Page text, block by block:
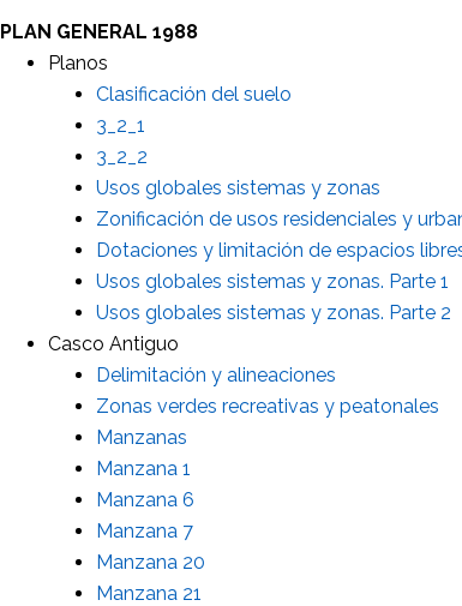
PLAN GENERAL 1988
Planos
Clasificación del suelo
3_2_1
3_2_2
Usos globales sistemas y zonas
Zonificación de usos residenciales y
Dotaciones y limitación de espacios
Usos globales sistemas y zonas. Parte 1
Usos globales sistemas y zonas. Parte 2
Casco Antiguo
Delimitación y alineaciones
Zonas verdes recreativas y peatonales
Manzanas
Manzana 1
Manzana 6
Manzana 7
Manzana 20
Manzana 21